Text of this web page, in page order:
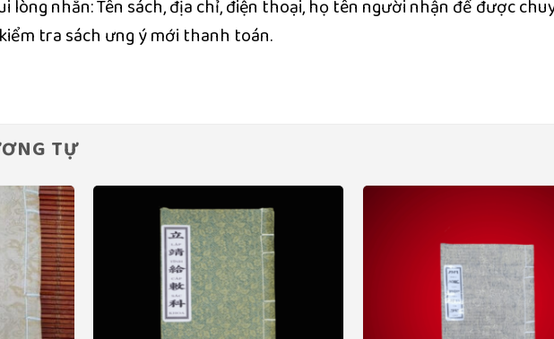
lòng nhắn: Tên sách, địa chỉ, điện thoại, họ tên người nhận để được
tra sách ưng ý mới thanh toán.
TỰ